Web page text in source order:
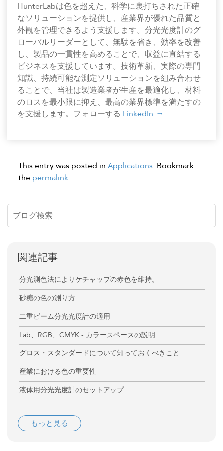
HunterLabは色を超えた、科学に裏打ちされた正確
なソリューションを提供し、産業界が優れた品質と
外観を管理できるよう支援します。分光光度計のグ
ローバルリーダーとして、無駄を省き、効率を改善
し、製品の一貫性を高めることで、収益に直結する
ビジネスを支援しています。技術革新、実際の専門
知識、持続可能な測定ソリューションを組み合わせ
ることで、当社は製造業者が生産を最適化し、材料
のロスを最小限に抑え、最高の業界標準を満たすの
を支援します。フォローする LinkedIn
This entry was posted in Applications. Bookmark
the permalink.
関連記事
分光測色法によりケチャップの赤色を維持。
砂糖の色の測り方
二重ビーム分光光度計の適用
Lab、RGB、CMYK - カラースペースの説明
グロス・スタンダードについて知っておくべきこと
産業における色の重要性
液体用分光光度計のセットアップ
もっと見る